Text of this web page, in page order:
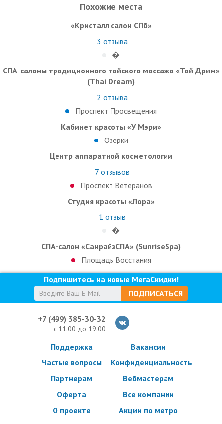
Похожие места
«Кристалл салон СПб»
3 отзыва
�
СПА-салоны традиционного тайского массажа «Тай Дрим»
(Thai Dream)
2 отзыва
Проспект Просвещения
Кабинет красоты «У Мэри»
Озерки
Центр аппаратной косметологии
7отзывов
Проспект Ветеранов
Студия красоты «Лора»
1 отзыв
�
СПА-салон «СанрайзСПА» (SunriseSpa)
Площадь Восстания
Подпишитесь на новые МегаСкидки!
ПОДПИСАТЬСЯ
+7 (499) 385-30-32
с 11.00 до 19.00
Поддержка
Частые вопросы
Партнерам
Оферта
О проекте
Вакансии
Конфиденциальность
Вебмастерам
Все компании
Акции по метро